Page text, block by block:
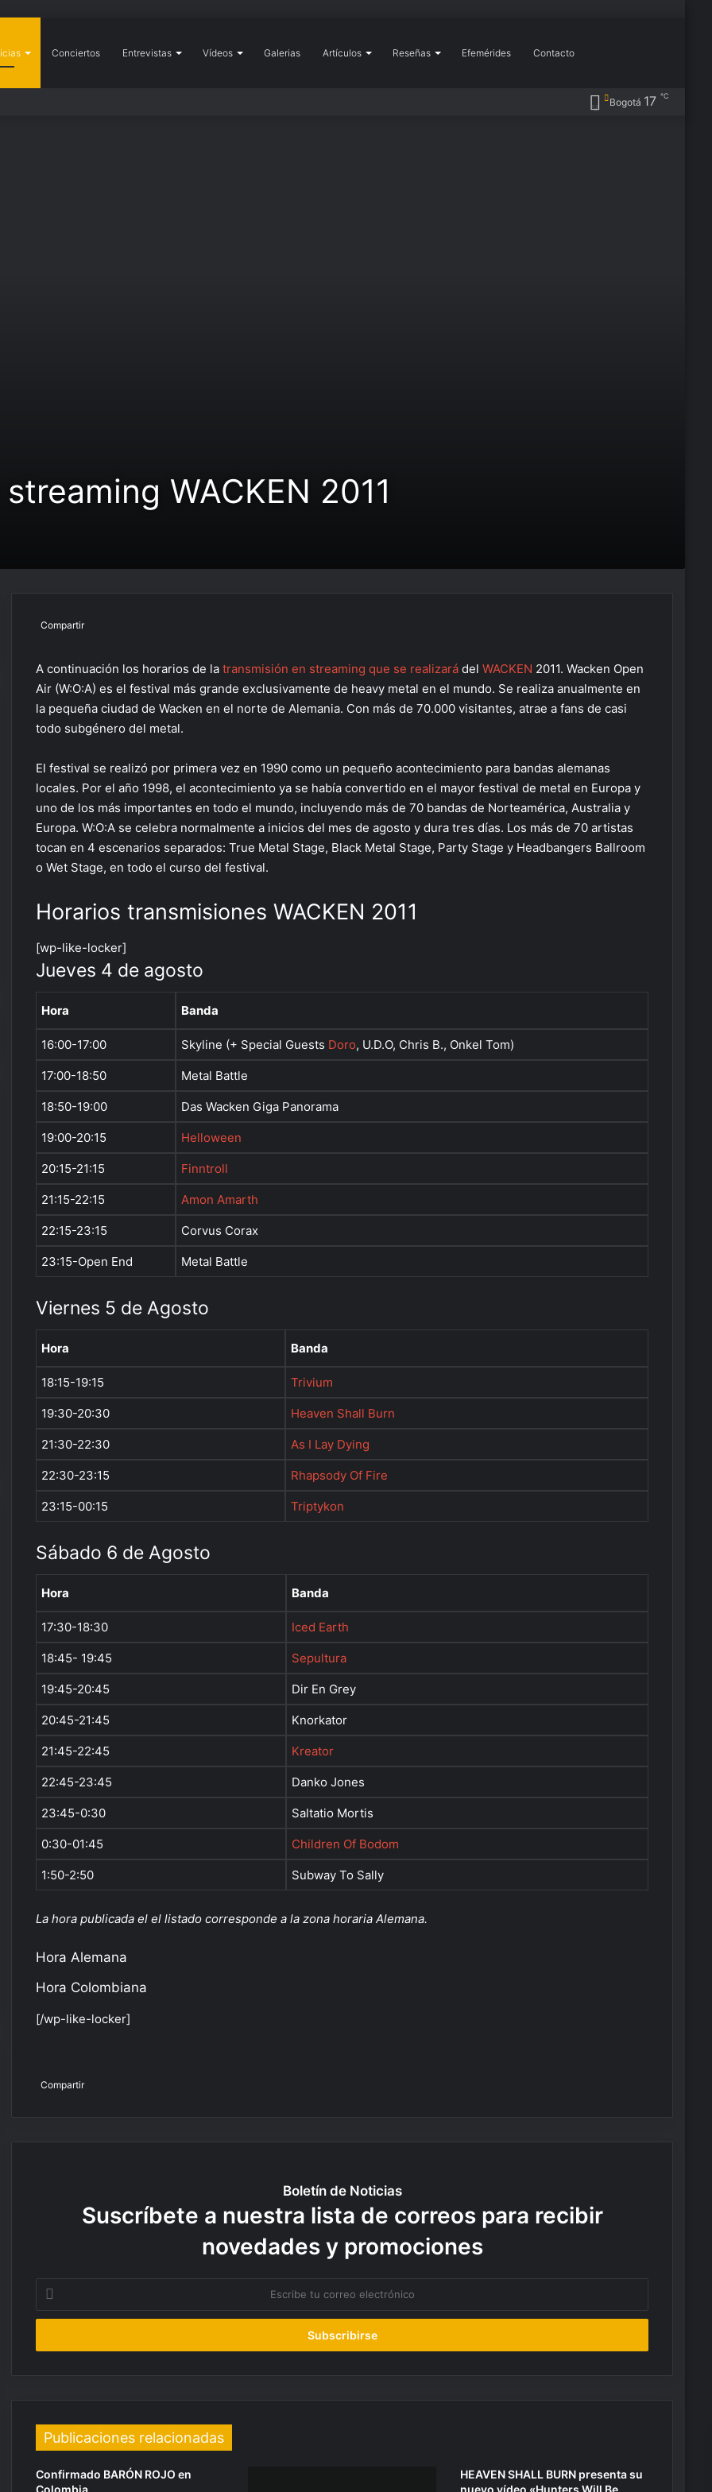
Conciertos Entrevistas Vídeos Galerias Artículos Reseñas Efemérides Contacto
Bogotá 17℃
Facebook
WACKEN 2011
Compartir
A continuación los horarios de latransmisión en streaming que se realizará delWACKEN 2011. Wacken Open
Air (W:O:A) es el festival más grande exclusivamente de heavy metal en el mundo. Se realiza anualmente en
la pequeña ciudad de Wacken en el norte de Alemania. Con más de 70.000 visitantes, atrae a fans de casi
todo subgénero del metal.
El festival se realizó por primera vez en 1990 como un pequeño acontecimiento para bandas alemanas
locales. Por el año 1998, el acontecimiento ya se había convertido en el mayor festival de metal en Europa y
uno de los más importantes en todo el mundo, incluyendo más de 70 bandas de Norteamérica, Australia y
Europa. W:O:A se celebra normalmente a inicios del mes de agosto y dura tres días. Los más de 70 artistas
tocan en 4 escenarios separados: True Metal Stage, Black Metal Stage, Party Stage y Headbangers Ballroom
o Wet Stage, en todo el curso del festival.
Horarios transmisiones WACKEN 2011
[wp-like-locker]
Jueves 4 de agosto
Hora Banda
16:00-17:00 Skyline (+ Special Guests Doro, U.D.O, Chris B., Onkel Tom)
17:00-18:50 Metal Battle
18:50-19:00 Das Wacken Giga Panorama
19:00-20:15 Helloween
20:15-21:15 Finntroll
21:15-22:15 Amon Amarth
22:15-23:15 Corvus Corax
23:15-Open End Metal Battle
Viernes 5 de Agosto
Hora Banda
18:15-19:15 Trivium
19:30-20:30 Heaven Shall Burn
21:30-22:30 As I Lay Dying
22:30-23:15 Rhapsody Of Fire
23:15-00:15 Triptykon
Sábado 6 de Agosto
Hora Banda
17:30-18:30 Iced Earth
18:45- 19:45 Sepultura
19:45-20:45 Dir En Grey
20:45-21:45 Knorkator
21:45-22:45 Kreator
22:45-23:45 Danko Jones
23:45-0:30 Saltatio Mortis
0:30-01:45 Children Of Bodom
1:50-2:50 Subway To Sally
La hora publicada el el listado corresponde a la zona horaria Alemana.
Hora Alemana
Hora Colombiana
[/wp-like-locker]
Compartir
Boletín de Noticias
Suscríbete a nuestra lista de correos para recibir
novedades y promociones
c
i
o
r
r
Publicaciones relacionadas
Confirmado BARÓN ROJO en
Colombia.
HEAVEN SHALL BURN presenta su
nuevo vídeo «Hunters Will Be